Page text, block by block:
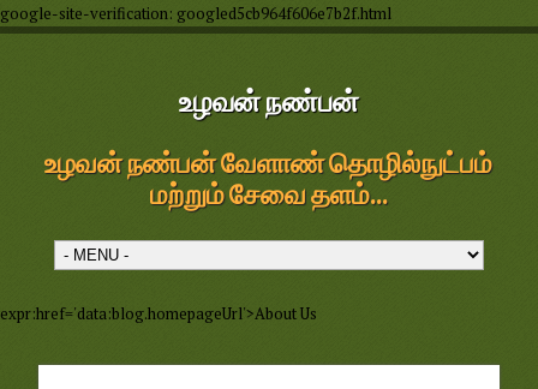
google-site-verification: googled5cb964f606e7b2f.html
உழவன் நண்பன்
உழவன் நண்பன் வேளாண் தொழில்நுட்பம்
மற்றும் சேவை தளம்...
expr:href='data:blog.homepageUrl'>About Us